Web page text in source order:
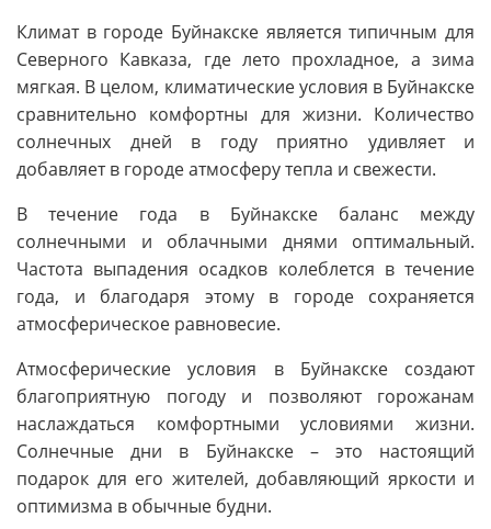
Климат в городе Буйнакске является типичным для
Северного Кавказа, где лето прохладное, а зима
мягкая. В целом, климатические условия в Буйнакске
сравнительно комфортны для жизни. Количество
солнечных дней в году приятно удивляет и
добавляет в городе атмосферу тепла и свежести.
В течение года в Буйнакске баланс между
солнечными и облачными днями оптимальный.
Частота выпадения осадков колеблется в течение
года, и благодаря этому в городе сохраняется
атмосферическое равновесие.
Атмосферические условия в Буйнакске создают
благоприятную погоду и позволяют горожанам
наслаждаться комфортными условиями жизни.
Солнечные дни в Буйнакске – это настоящий
подарок для его жителей, добавляющий яркости и
оптимизма в обычные будни.